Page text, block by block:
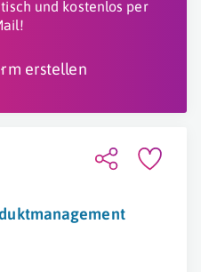
und kostenlos per
erstellen